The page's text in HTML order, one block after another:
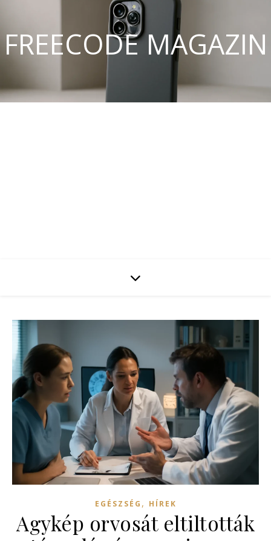
FREECODE MAGAZIN
EGÉSZSÉG , HÍREK
Agykép orvosát eltiltották